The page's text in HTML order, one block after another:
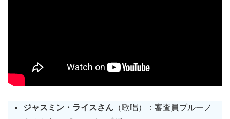
ジャスミン・ライスさん （歌唱）：審査員ブルーノ